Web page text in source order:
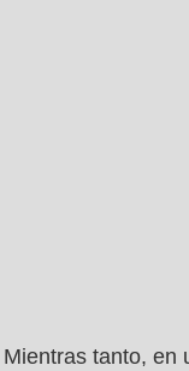
Mientras tanto, en